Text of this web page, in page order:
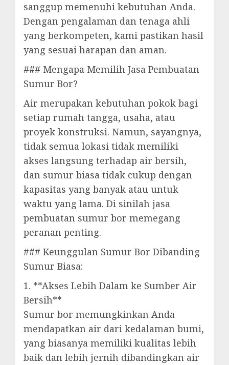
sanggup memenuhi kebutuhan Anda.
Dengan pengalaman dan tenaga ahli
yang berkompeten, kami pastikan hasil
yang sesuai harapan dan aman.
### Mengapa Memilih Jasa Pembuatan
Sumur Bor?
Air merupakan kebutuhan pokok bagi
setiap rumah tangga, usaha, atau
proyek konstruksi. Namun, sayangnya,
tidak semua lokasi tidak memiliki
akses langsung terhadap air bersih,
dan sumur biasa tidak cukup dengan
kapasitas yang banyak atau untuk
waktu yang lama. Di sinilah jasa
pembuatan sumur bor memegang
peranan penting.
### Keunggulan Sumur Bor Dibanding
Sumur Biasa:
1. **Akses Lebih Dalam ke Sumber Air
Bersih**
Sumur bor memungkinkan Anda
mendapatkan air dari kedalaman bumi,
yang biasanya memiliki kualitas lebih
baik dan lebih jernih dibandingkan air